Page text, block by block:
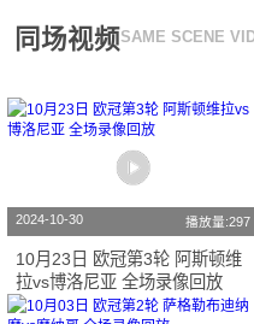
同场视频SAME SCENE
2024-10-30 播放量:297
10月23日 欧冠第3轮 阿斯顿维
拉vs博洛尼亚 全场录像回放